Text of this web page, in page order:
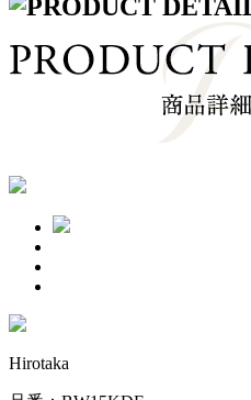
Hirotaka